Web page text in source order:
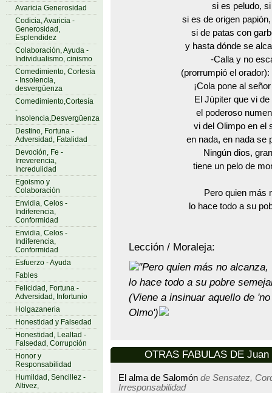
Avaricia Generosidad
Codicia, Avaricia -
Generosidad,
Esplendidez
Colaboración, Ayuda -
Individualismo, cinismo
Comedimiento, Cortesía
- Insolencia,
desvergüenza
Comedimiento,Cortesía
-
Insolencia,Desvergüenza
Destino, Fortuna -
Adversidad, Fatalidad
Devoción, Fe -
Irreverencia,
Incredulidad
Egoismo y
Colaboración
Envidia, Celos -
Indiferencia,
Conformidad
Envidia, Celos -
Indiferencia,
Conformidad
Esfuerzo - Ayuda
Fables
Felicidad, Fortuna -
Adversidad, Infortunio
Holgazaneria
Honestidad y Falsedad
Honestidad, Lealtad -
Falsedad, Corrupción
Honor y
Responsabilidad
Humildad, Sencillez -
Altivez,
si es peludo,
si es de origen
si de patas con
y hasta dónde se
-Calla y no
(prorrumpió el
¡Cola pone al
El Júpiter que vi
el poderoso
vi del Olimpo en el
en nada, en nada se
Ningún dios,
tiene un pelo de
Pero quien más
lo hace todo a su
Lección / Moraleja:
"Pero quien más no alcanza,
lo hace todo a su pobre
(Viene a insinuar aquello de
Olmo')
OTRAS FABULAS DE
El alma de Salomón de Sensatez,
Irresponsabilidad